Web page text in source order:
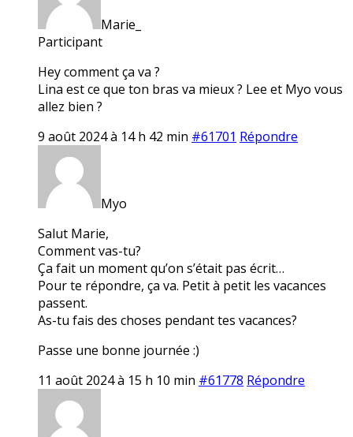
Marie_
Participant
Hey comment ça va ?
Lina est ce que ton bras va mieux ? Lee et Myo vous
allez bien ?
9 août 2024 à 14 h 42 min #61701 Répondre
Myo
Salut Marie,
Comment vas-tu?
Ça fait un moment qu’on s’était pas écrit…
Pour te répondre, ça va. Petit à petit les vacances
passent.
As-tu fais des choses pendant tes vacances?
Passe une bonne journée :)
11 août 2024 à 15 h 10 min #61778 Répondre